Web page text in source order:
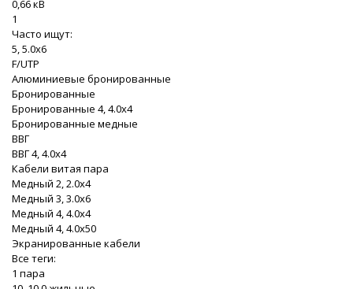
0,66 кВ
1
Часто ищут:
5, 5.0x6
F/UTP
Алюминиевые бронированные
Бронированные
Бронированные 4, 4.0x4
Бронированные медные
ВВГ
ВВГ 4, 4.0x4
Кабели витая пара
Медный 2, 2.0x4
Медный 3, 3.0x6
Медный 4, 4.0x4
Медный 4, 4.0x50
Экранированные кабели
Все теги:
1 пара